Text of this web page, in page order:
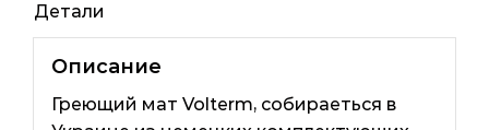
Детали
Описание
Греющий мат Volterm, собираеться в